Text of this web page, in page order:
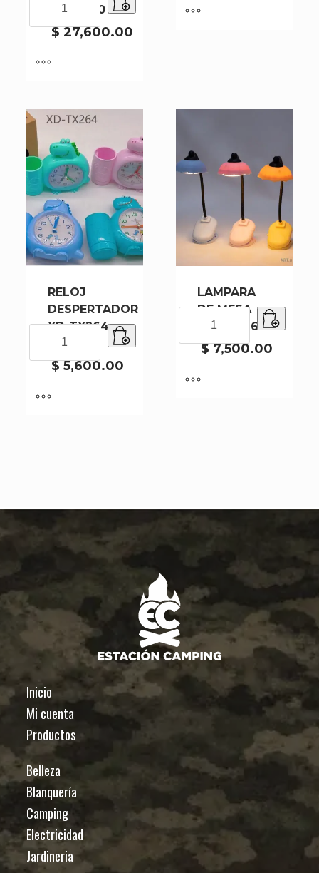
6500K-20
$27,600.00
HI
100W
B-
100W-
6500K-
20
cantidad
144
RELOJ
DESPERTADOR
XD-TX264-
100
$5,600.00
DESPERTADOR
XD-
100
LAMPARA
DE MESA
012616-96
$7,500.00
MESA
96
Inicio
Mi cuenta
Productos
Belleza
Blanquería
Camping
Electricidad
Jardineria